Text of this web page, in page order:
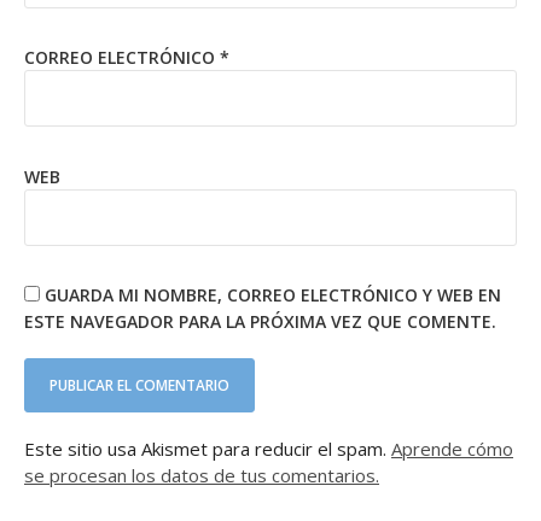
CORREO ELECTRÓNICO *
WEB
GUARDA MI NOMBRE, CORREO ELECTRÓNICO Y WEB EN
ESTE NAVEGADOR PARA LA PRÓXIMA VEZ QUE COMENTE.
Este sitio usa Akismet para reducir el spam. Aprende cómo
se procesan los datos de tus comentarios.